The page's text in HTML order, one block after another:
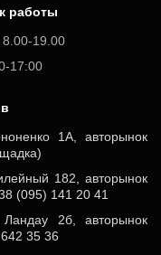
работы
19.00
17:00
1А, авторынок
182, авторынок
(095) 141 20 41
Ландау 2б, авторынок
35 36